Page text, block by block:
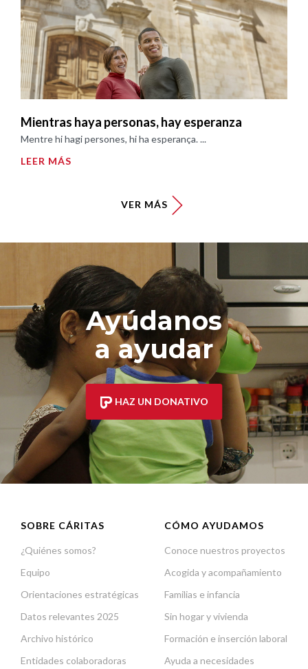
Mientras haya personas, hay esperanza
Mentre hi hagi persones, hi ha esperança. ...
LEER MÁS
VER MÁS
Ayúdanos
a ayudar
HAZ UN DONATIVO
SOBRE CÁRITAS
¿Quiénes somos?
Equipo
Orientaciones estratégicas
Datos relevantes 2025
Archivo histórico
Entidades colaboradoras
CÓMO AYUDAMOS
Conoce nuestros proyectos
Acogida y acompañamiento
Familias e infancia
Sin hogar y vivienda
Formación e inserción laboral
Ayuda a necesidades